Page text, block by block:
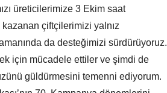
üreticilerimize 3 Ekim saat
çiftçilerimizi yalnız
da desteğimizi sürdürüyoruz.
için mücadele ettiler ve şimdi de
güldürmesini temenni ediyorum.